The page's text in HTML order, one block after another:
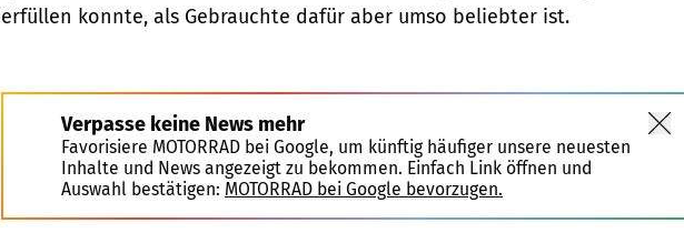
erfüllen konnte, als Gebrauchte dafür aber umso beliebter ist.
Verpasse keine News mehr
Favorisiere MOTORRAD bei Google, um künftig häufiger unsere neuesten
Inhalte und News angezeigt zu bekommen. Einfach Link öffnen und
Auswahl bestätigen: MOTORRAD bei Google bevorzugen.